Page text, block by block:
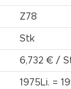
Z78
Stk
6,732 € /
1975Li. =